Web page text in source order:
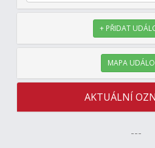
+ PŘIDAT
MAPA
AKTUÁLNÍ
---